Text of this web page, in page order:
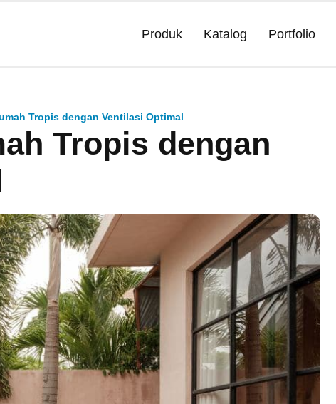
Produk Katalog Portfolio
Tropis dengan Ventilasi Optimal
Tropis dengan